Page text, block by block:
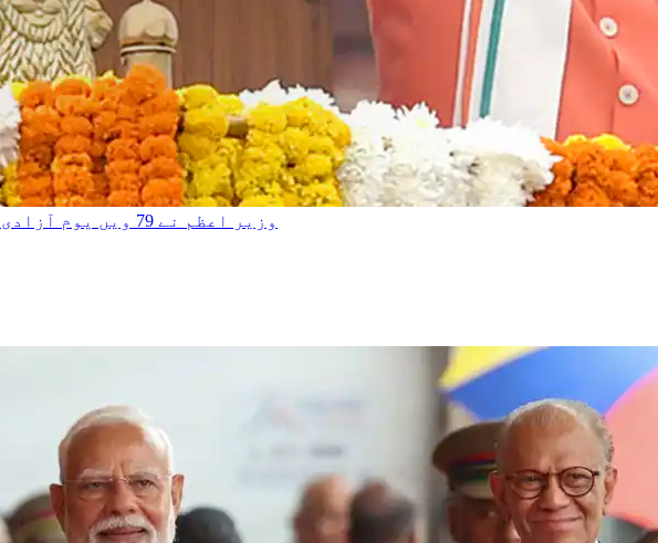
وزیر اعظم نے 79 ویں یوم آزادی پر مبارکباد دینے پر عالمی رہنماؤں کا شکریہ ادا کیا